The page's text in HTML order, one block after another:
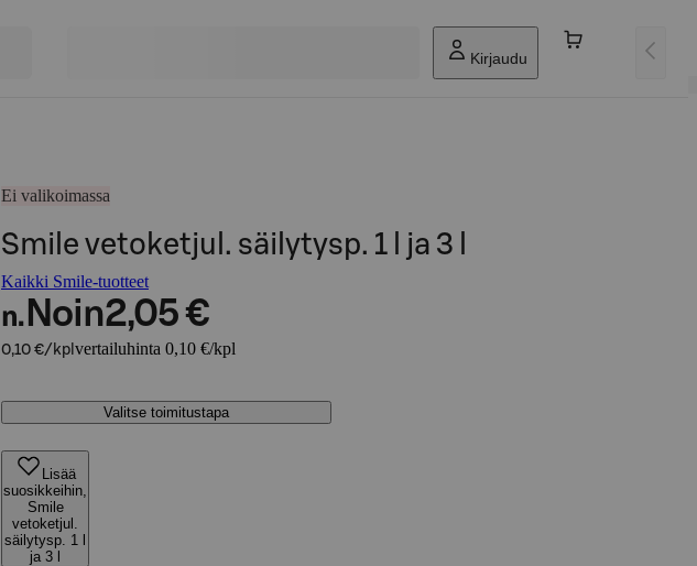
Kirjaudu
Ei valikoimassa
Smile vetoketjul. säilytysp. 1 l ja 3 l
Kaikki Smile-tuotteet
n. Noin2,05 €
0,10 €/kpl vertailuhinta 0,10 €/kpl
Valitse toimitustapa
Lisää
suosikkeihin,
Smile
vetoketjul.
säilytysp. 1 l
ja 3 l